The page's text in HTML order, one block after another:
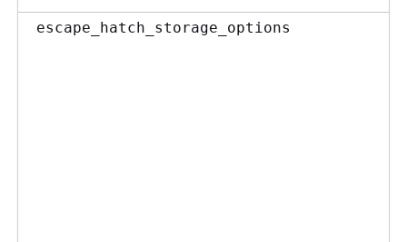
escape_hatch_storage_options